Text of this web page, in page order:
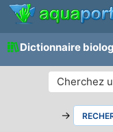
Dictionnaire
→